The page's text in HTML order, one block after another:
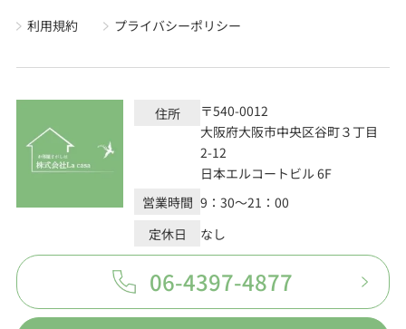
利用規約
プライバシーポリシー
住所
〒540-0012
大阪府大阪市中央区谷町３丁目
2-12
日本エルコートビル 6F
営業時間 9：30～21：00
定休日
なし
06-4397-4877